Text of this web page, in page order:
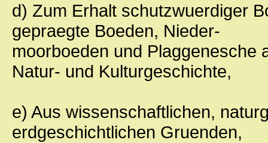
d) Zum Erhalt schutzwuerdiger
gepraegte Boeden, Nieder-
moorboeden und Plaggenesche
Natur- und Kulturgeschichte,
e) Aus wissenschaftlichen,
erdgeschichtlichen Gruenden,